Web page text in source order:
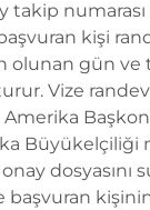
takip
kişi
olunan gün ve
Vize
Büyükelçiliği
dosyasını
başvuran